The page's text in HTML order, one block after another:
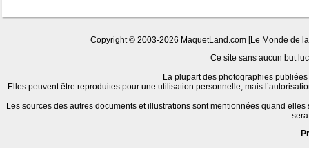
Copyright © 2003-2026 MaquetLand.com [Le Monde de
Ce site sans aucun but
La plupart des photographies
Elles peuvent être reproduites pour une utilisation personnelle, mais
Les sources des autres documents et illustrations sont mentionnées quand